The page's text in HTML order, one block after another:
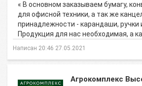
« В основном заказываем бумагу,
для офисной техники, а так же
принадлежности - карандаши, ручки
Продукция для нас необходимая, а
Написан 20:46 27.05.2021
Агрокомплекс